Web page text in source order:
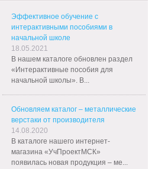
Эффективное обучение с
интерактивными пособиями в
начальной школе
18.05.2021
В нашем каталоге обновлен раздел
«Интерактивные пособия для
начальной школы». В...
Обновляем каталог – металлические
верстаки от производителя
14.08.2020
В каталоге нашего интернет-
магазина «УчПроектМСК»
появилась новая продукция – ме...